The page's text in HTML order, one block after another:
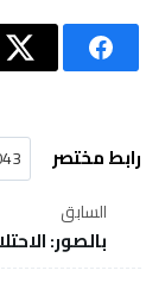
رابط مختصر
السابق
بالصور: